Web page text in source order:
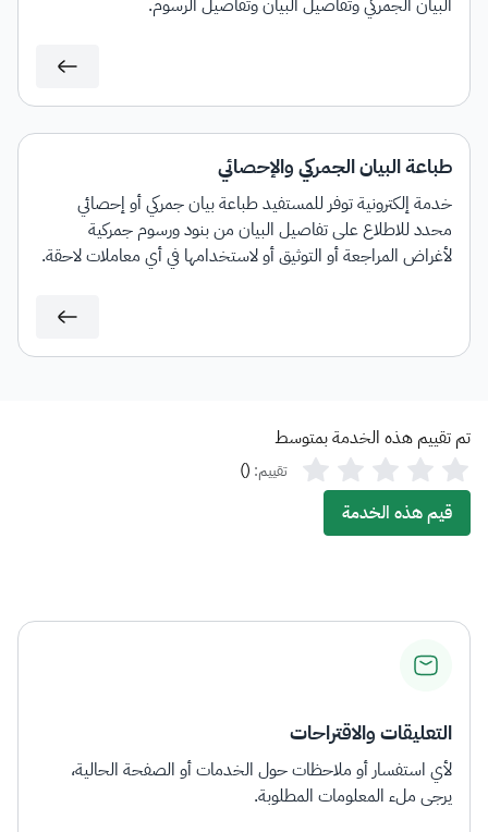
البيان الجمركي وتفاصيل البيان وتفاصيل الرسوم.
طباعة البيان الجمركي والإحصائي
خدمة إلكترونية توفر للمستفيد طباعة بيان جمركي أو إحصائي
محدد للاطلاع على تفاصيل البيان من بنود ورسوم جمركية
لأغراض المراجعة أو التوثيق أو لاستخدامها في أي معاملات لاحقة.
تم تقييم هذه الخدمة بمتوسط
تقييم: (
)
قيم هذه الخدمة
التعليقات والاقتراحات
لأي استفسار أو ملاحظات حول الخدمات أو الصفحة الحالية،
يرجى ملء المعلومات المطلوبة.